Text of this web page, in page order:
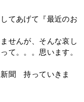
てあげて『最近のお
せんが、そんな哀し
て。。。思います。
新聞 持っていきま